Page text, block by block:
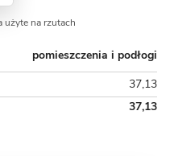
użyte na rzutach
pomieszczenia i podłogi
37,13
37,13